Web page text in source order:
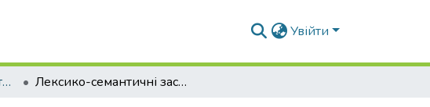
Увійти
ОПП "Англійська мова та друга іноземна мова" Лексико-семантичні засоби вираження комічного у ситкомах 90х-2000х років та проблеми їх перекладу